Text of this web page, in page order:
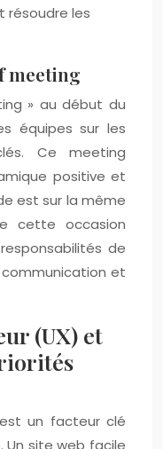
résoudre les
meeting
» au début du
équipes sur les
Ce meeting
positive et
est sur la même
cette occasion
de
et
(UX) et
est un facteur clé
site web facile